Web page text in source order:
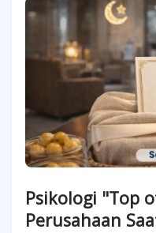
Psikologi "Top
Perusahaan